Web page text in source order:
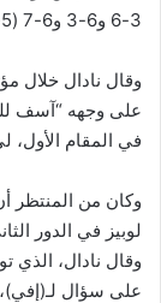
3-6 و6-3 و6-7 (5-7) و6-2 و2-0 في المجموعة الحاسمة.
وقال نادال خلال
على وجهه “آسف
في المقام الأول،
وكان من المنتظر
لوبيز في الدور
على سؤال لـ(إفي)،